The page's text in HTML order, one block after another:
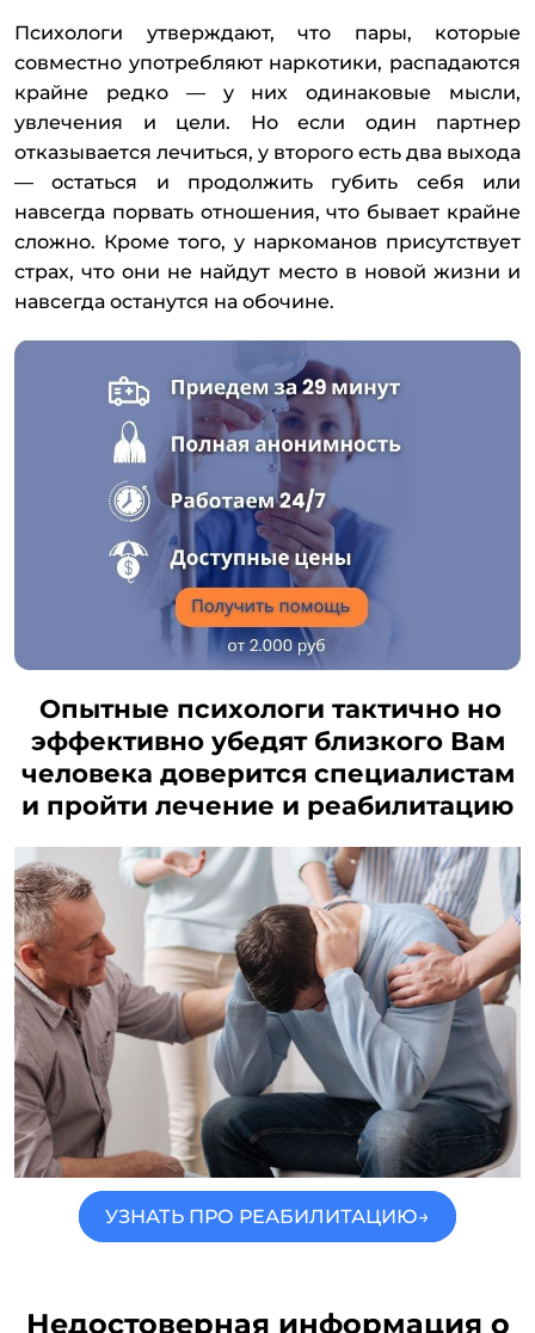
Психологи утверждают, что пары, которые
совместно употребляют наркотики, распадаются
крайне редко — у них одинаковые мысли,
увлечения и цели. Но если один партнер
отказывается лечиться, у второго есть два выхода
— остаться и продолжить губить себя или
навсегда порвать отношения, что бывает крайне
сложно. Кроме того, у наркоманов присутствует
страх, что они не найдут место в новой жизни и
навсегда останутся на обочине.
Опытные психологи тактично но
эффективно убедят близкого Вам
человека доверится специалистам
и пройти лечение и реабилитацию
УЗНАТЬ ПРО РЕАБИЛИТАЦИЮ→
Недостоверная информация о